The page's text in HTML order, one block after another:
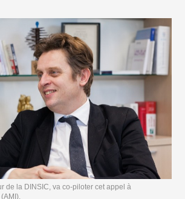
de la DINSIC, va co-piloter cet appel à